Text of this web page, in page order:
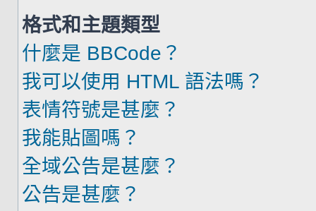
格式和主題類型
什麼是 BBCode？
我可以使用 HTML 語法嗎？
表情符號是甚麼？
我能貼圖嗎？
全域公告是甚麼？
公告是甚麼？